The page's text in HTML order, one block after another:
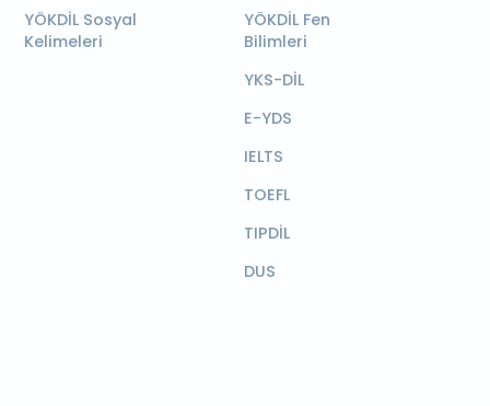
YÖKDİL Sosyal
Kelimeleri
YÖKDİL Fen
Bilimleri
YKS-DİL
E-YDS
IELTS
TOEFL
TIPDİL
DUS